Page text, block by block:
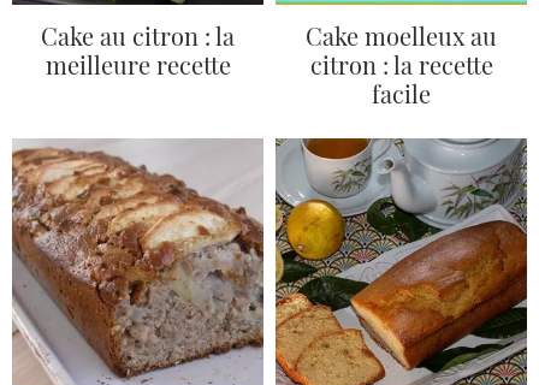
Cake au citron : la
meilleure recette
Cake moelleux au
citron : la recette
facile